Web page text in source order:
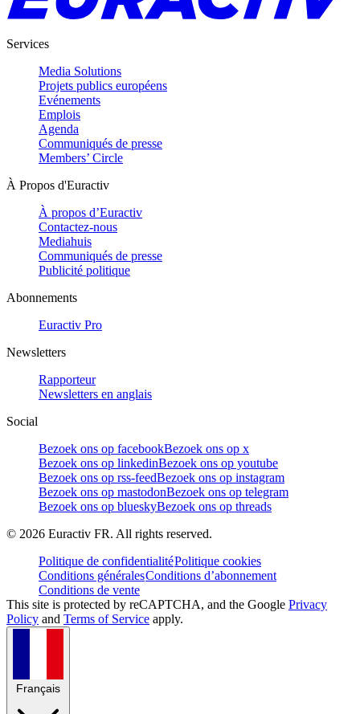
Services
Media Solutions
Projets publics européens
Evénements
Emplois
Agenda
Communiqués de presse
Members’ Circle
À Propos d'Euractiv
À propos d’Euractiv
Contactez-nous
Mediahuis
Communiqués de presse
Publicité politique
Abonnements
Euractiv Pro
Newsletters
Rapporteur
Newsletters en anglais
Social
Bezoek ons op facebookBezoek ons op x
Bezoek ons op linkedinBezoek ons op youtube
Bezoek ons op rss-feedBezoek ons op instagram
Bezoek ons op mastodonBezoek ons op telegram
Bezoek ons op blueskyBezoek ons op threads
© 2026 Euractiv FR. All rights reserved.
Politique de confidentialitéPolitique cookies
Conditions généralesConditions d’abonnement
Conditions de vente
This site is protected by reCAPTCHA, and the Google Privacy
Policy and Terms of Service apply.
Français